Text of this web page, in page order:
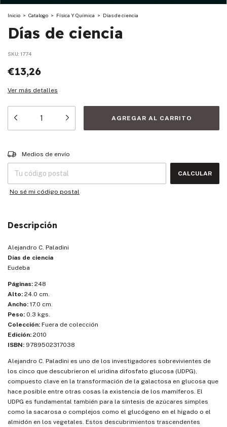
Inicio > Catalogo > Física Y Química > Días de ciencia
Días de ciencia
SKU: 1774
€13,26
Ver más detalles
Entregas para el CP:
Medios de envío
CALCULAR
No sé mi código postal
Descripción
Alejandro C. Paladini
Días de ciencia
Eudeba
Páginas: 248
Alto: 24.0 cm.
Ancho: 17.0 cm.
Peso: 0.3 kgs.
Colección: Fuera de colección
Edición: 2010
ISBN: 9789502317038
Alejandro C. Paladini es uno de los investigadores sobrevivientes de
los cinco que descubrieron el uridina difosfato glucosa (UDPG),
compuesto clave en la transformación de la galactosa en glucosa que
hace posible entre otras cosas la existencia de los mamíferos. El
UDPG es fundamental también para la síntesis de azúcares simples
como la sacarosa o complejos como el glucógeno en el hígado o el
almidón en los vegetales. Estos descubrimientos trascendentes